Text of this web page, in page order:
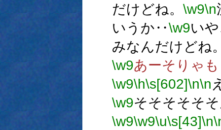
だけどね。 \w9\n
いうか‥\w9い
みなんだけどね
\w9あーそりゃ
\w9\h\s[602]\n\n
\w9そそそそそ
\w9\w9\u\s[43]\n